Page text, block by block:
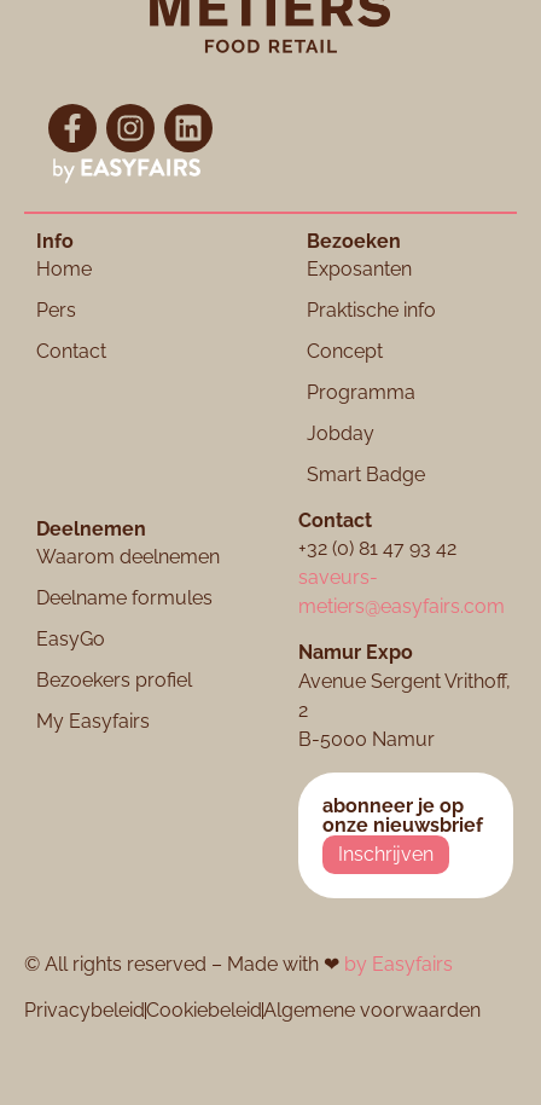
Info
Home
Pers
Contact
Bezoeken
Exposanten
Praktische info
Concept
Programma
Jobday
Smart Badge
Deelnemen
Waarom deelnemen
Deelname formules
EasyGo
Bezoekers profiel
My Easyfairs
Contact
+32 (0) 81 47 93 42
saveurs-
metiers@easyfairs.com
Namur Expo​
Avenue Sergent Vrithoff,
2
B-5000 Namur
abonneer je op
onze nieuwsbrief
Inschrijven
© All rights reserved – Made with ❤ by Easyfairs
PrivacybeleidCookiebeleidAlgemene voorwaarden